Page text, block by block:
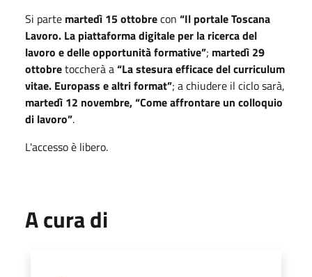
Si parte martedì 15 ottobrecon “Il portale Toscana
Lavoro. La piattaforma digitale per la ricerca del
lavoro e delle opportunità formative”; martedì 29
ottobretoccherà a“La stesura efficace del curriculum
vitae. Europass e altri format”; a chiudere il ciclo sarà,
martedì 12 novembre, “Come affrontare un colloquio
di lavoro”.
L'accesso è libero.
A cura di